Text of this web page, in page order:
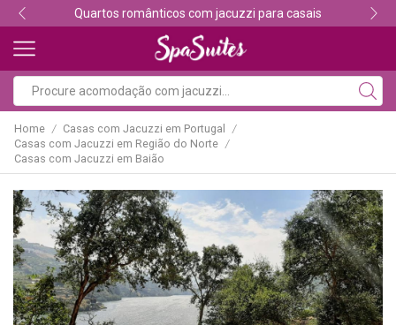
Descubra os melhores alojamentos com jacuzzi
Home / Casas com Jacuzzi em Portugal /
Casas com Jacuzzi em Região do Norte /
Casas com Jacuzzi em Baião